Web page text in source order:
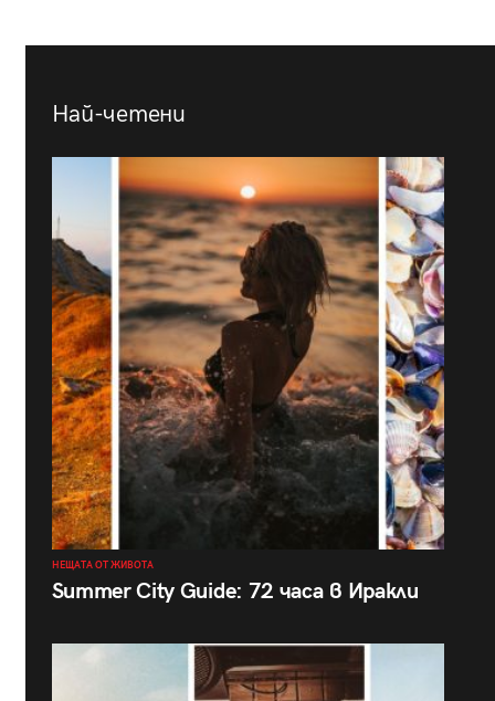
Най-четени
НЕЩАТА ОТ ЖИВОТА
Summer City Guide: 72 часа в Иракли